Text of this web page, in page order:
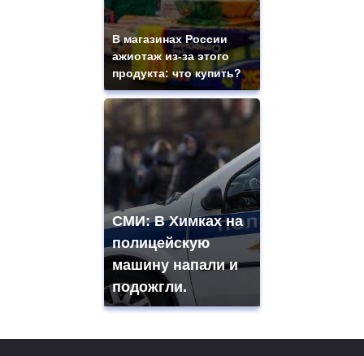
В магазинах России
ажиотаж из-за этого
продукта: что купить?
СМИ: В Химках на
полицейскую
машину напали и
подожгли.